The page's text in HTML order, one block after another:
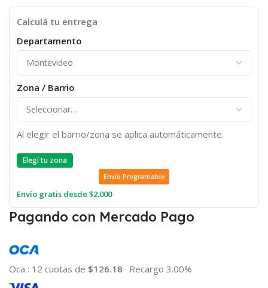
Calculá tu entrega
Departamento
Zona / Barrio
Al elegir el barrio/zona se aplica automáticamente.
Elegí tu zona
Envio Programable
Envío gratis desde $2.000
Pagando con Mercado Pago
Oca : 12 cuotas de $126.18 · Recargo 3.00%